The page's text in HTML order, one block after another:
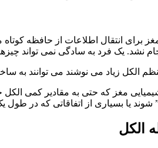
مغز برای انتقال اطلاعات از
نشد. یک فرد به سادگی نمی تواند
الکل زیاد می نوشند می توانند به
مغز که حتی به مقادیر کمی الکل
یا بسیاری از اتفاقاتی که در
الکل